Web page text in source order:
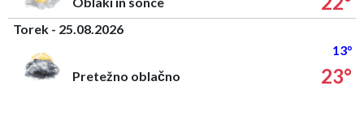
Torek - 25.08.2026
13°
Pretežno oblačno
23°